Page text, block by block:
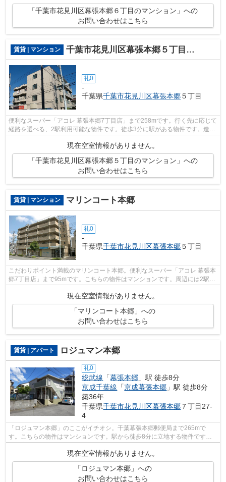
「千葉市花見川区幕張本郷６丁目のマンション」への
お問い合わせはこちら
賃貸 | マンション 千葉市花見川区幕張本郷５丁目のマンション
礼0
-
千葉県千葉市花見川区幕張本郷５丁目
便利なスーパー「アコレ 幕張本郷7丁目店」まで258mです。行く先に応じて
経路を選べる、2駅利用可能な物件です。徒歩3分に駅がある物件です。造り
とデザインに関して、自信をもって情...
現在空室情報がありません。
「千葉市花見川区幕張本郷５丁目のマンション」への
お問い合わせはこちら
賃貸 | マンション マリンコート本郷
礼0
-
千葉県千葉市花見川区幕張本郷５丁目
こだわりポイント満載のマリンコート本郷。便利なスーパー「アコレ 幕張本
郷7丁目店」まで95mです。こちらの物件はマンションです。周辺には2駅あ
現在空室情報がありません。
「マリンコート本郷」への
お問い合わせはこちら
賃貸 | アパート ロジュマン本郷
礼0
総武線 「幕張本郷 」駅 徒歩8分
京成千葉線 「京成幕張本郷 」駅 徒歩8分
築36年
千葉県千葉市花見川区幕張本郷 ７丁目27-
4
「ロジュマン本郷」のここがイチオシ。千葉幕張本郷郵便局まで265mで
す。こちらの物件はマンションです。駅から徒歩8分に立地する物件です。
千葉市花見川区エリアと総武線幕張本郷付近...
現在空室情報がありません。
「ロジュマン本郷」への
お問い合わせはこちら